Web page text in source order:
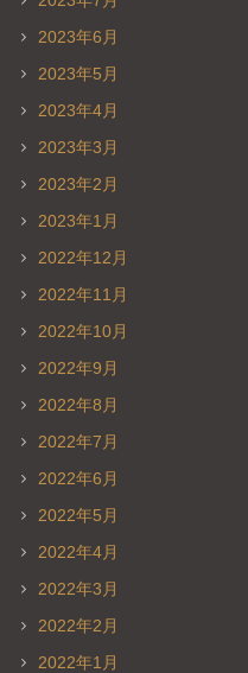
2023年6月
2023年5月
2023年4月
2023年3月
2023年2月
2023年1月
2022年12月
2022年11月
2022年10月
2022年9月
2022年8月
2022年7月
2022年6月
2022年5月
2022年4月
2022年3月
2022年2月
2022年1月